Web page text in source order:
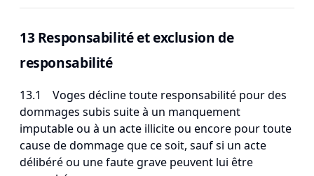
13 Responsabilité et exclusion de
responsabilité
13.1 Voges décline toute responsabilité pour des
dommages subis suite à un manquement
imputable ou à un acte illicite ou encore pour toute
cause de dommage que ce soit, sauf si un acte
délibéré ou une faute grave peuvent lui être